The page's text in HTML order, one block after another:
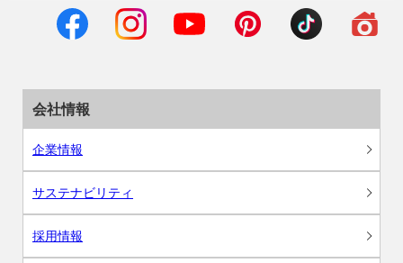
会社情報
企業情報
サステナビリティ
採用情報